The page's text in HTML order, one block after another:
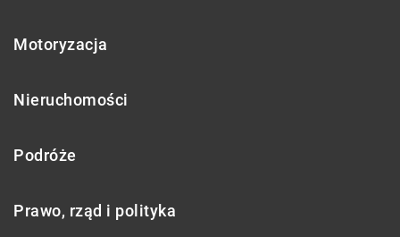
Motoryzacja
Nieruchomości
Podróże
Prawo, rząd i polityka